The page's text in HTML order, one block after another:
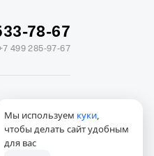
78-67
499 285-97-67
Мы используем куки,
чтобы делать сайт удобным
для вас